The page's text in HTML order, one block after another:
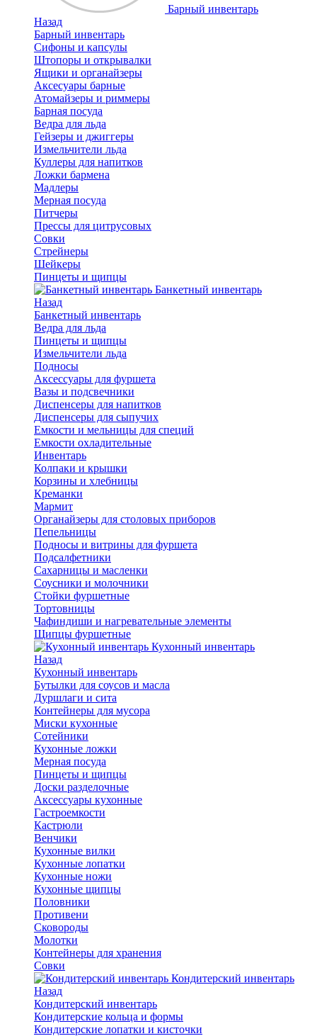
Барный инвентарь
Назад
Барный инвентарь
Сифоны и капсулы
Штопоры и открывалки
Ящики и органайзеры
Аксесуары барные
Атомайзеры и риммеры
Барная посуда
Ведра для льда
Гейзеры и джиггеры
Измельчители льда
Куллеры для напитков
Ложки бармена
Мадлеры
Мерная посуда
Питчеры
Прессы для цитрусовых
Совки
Стрейнеры
Шейкеры
Пинцеты и щипцы
Банкетный инвентарь
Назад
Банкетный инвентарь
Ведра для льда
Пинцеты и щипцы
Измельчители льда
Подносы
Аксессуары для фуршета
Вазы и подсвечники
Диспенсеры для напитков
Диспенсеры для сыпучих
Емкости и мельницы для специй
Емкости охладительные
Инвентарь
Колпаки и крышки
Корзины и хлебницы
Креманки
Мармит
Органайзеры для столовых приборов
Пепельницы
Подносы и витрины для фуршета
Подсалфетники
Сахарницы и масленки
Соусники и молочники
Стойки фуршетные
Тортовницы
Чафиндиши и нагревательные элементы
Щипцы фуршетные
Кухонный инвентарь
Назад
Кухонный инвентарь
Бутылки для соусов и масла
Дуршлаги и сита
Контейнеры для мусора
Миски кухонные
Сотейники
Кухонные ложки
Мерная посуда
Пинцеты и щипцы
Доски разделочные
Аксессуары кухонные
Гастроемкости
Кастрюли
Венчики
Кухонные вилки
Кухонные лопатки
Кухонные ножи
Кухонные щипцы
Половники
Противени
Сковороды
Молотки
Контейнеры для хранения
Совки
Кондитерский инвентарь
Назад
Кондитерский инвентарь
Кондитерские кольца и формы
Кондитерские лопатки и кисточки